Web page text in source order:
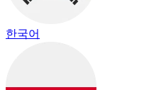
한국어